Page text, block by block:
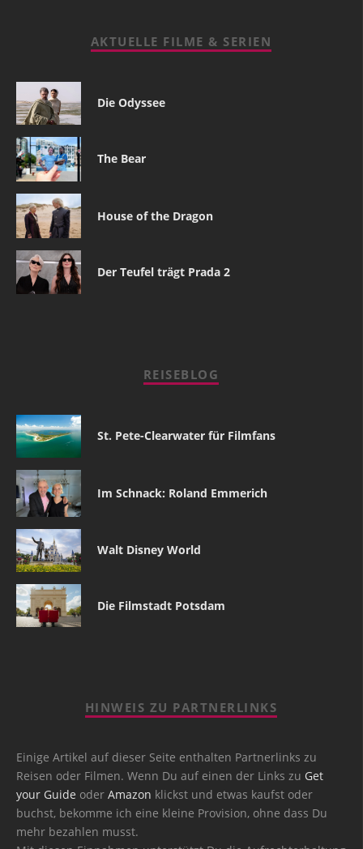
AKTUELLE FILME & SERIEN
Die Odyssee
The Bear
House of the Dragon
Der Teufel trägt Prada 2
REISEBLOG
St. Pete-Clearwater für Filmfans
Im Schnack: Roland Emmerich
Walt Disney World
Die Filmstadt Potsdam
HINWEIS ZU PARTNERLINKS
Einige Artikel auf dieser Seite enthalten Partnerlinks zu
Reisen oder Filmen. Wenn Du auf einen der Links zu Get
your Guide oder Amazon klickst und etwas kaufst oder
buchst, bekomme ich eine kleine Provision, ohne dass Du
mehr bezahlen musst.